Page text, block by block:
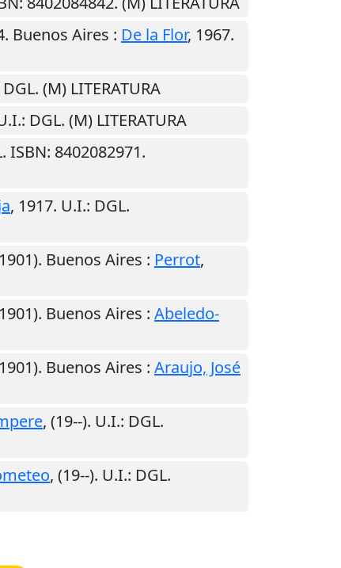
Buenos Aires : De la Flor, 1967.
DGL. (M) LITERATURA
: DGL. (M) LITERATURA
ISBN: 8402082971.
, 1917. U.I.: DGL.
Buenos Aires : Perrot,
Buenos Aires : Abeledo-
Buenos Aires : Araujo, José
, (19--). U.I.: DGL.
, (19--). U.I.: DGL.